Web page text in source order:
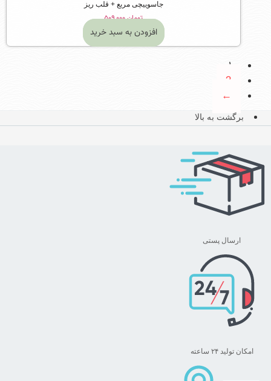
جاسوییچی مربع + قلب ریز
تومان۵۰۹,۰۰۰
افزودن به سبد خرید
1
2
←
برگشت به بالا
ارسال پستی
امکان تولید ۲۴ ساعته